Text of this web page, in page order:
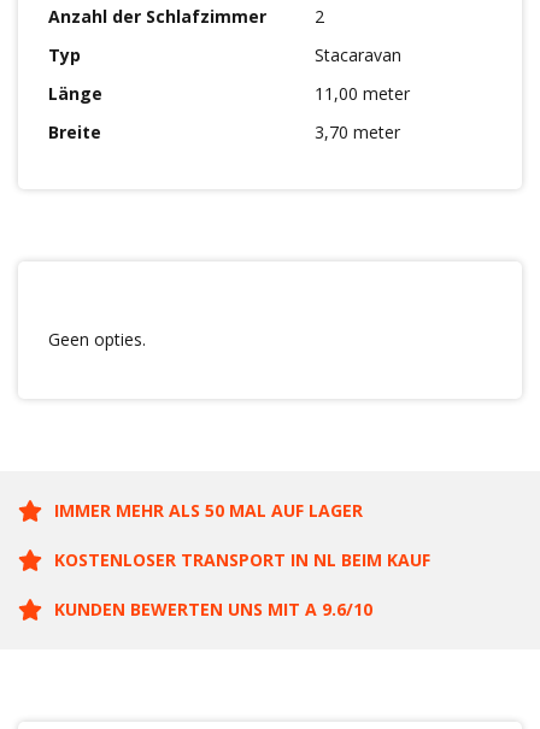
Anzahl der Schlafzimmer
2
Typ
Stacaravan
Länge
11,00 meter
Breite
3,70 meter
Geen opties.
IMMER MEHR ALS 50 MAL AUF LAGER
KOSTENLOSER TRANSPORT IN NL BEIM KAUF
KUNDEN BEWERTEN UNS MIT A 9.6/10